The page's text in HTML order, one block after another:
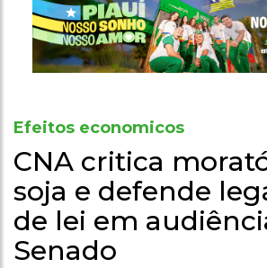
Efeitos economicos
CNA critica
soja e defende
de lei em
Senado